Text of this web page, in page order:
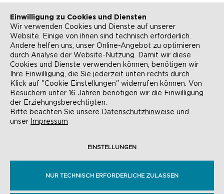
NEWSLETTER KONTAKT
ANFAHRT BARRIEREFREIHEIT
SUCHE AGB
DATENSCHUTZ
COOKIE-EINSTELLUNGEN
© EVANGELISCHE AKADEMIE FRANKFURT,
Einwilligung zu Cookies und Diensten
Wir verwenden Cookies und Dienste auf unserer
Website. Einige von ihnen sind technisch erforderlich.
Andere helfen uns, unser Online-Angebot zu optimieren
durch Analyse der Website-Nutzung. Damit wir diese
Cookies und Dienste verwenden können, benötigen wir
Ihre Einwilligung, die Sie jederzeit unten rechts durch
Klick auf "Cookie Einstellungen" widerrufen können. Von
Besuchern unter 16 Jahren benötigen wir die Einwilligung
der Erziehungsberechtigten.
Bitte beachten Sie unsere Datenschutzhinweise und
unser Impressum
EINSTELLUNGEN
NUR TECHNISCH ERFORDERLICHE ZULASSEN